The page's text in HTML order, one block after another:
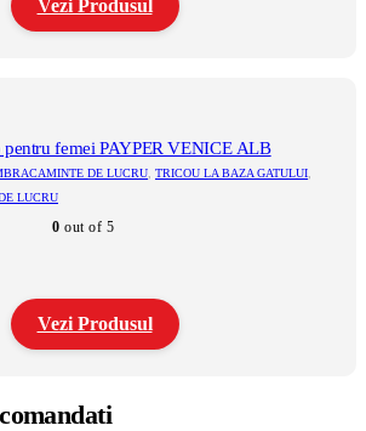
Vezi Produsul
femei PAYPER VENICE ALB
DE LUCRU, TRICOU LA BAZA GATULUI,
LUCRU
0 out of 5
Vezi Produsul